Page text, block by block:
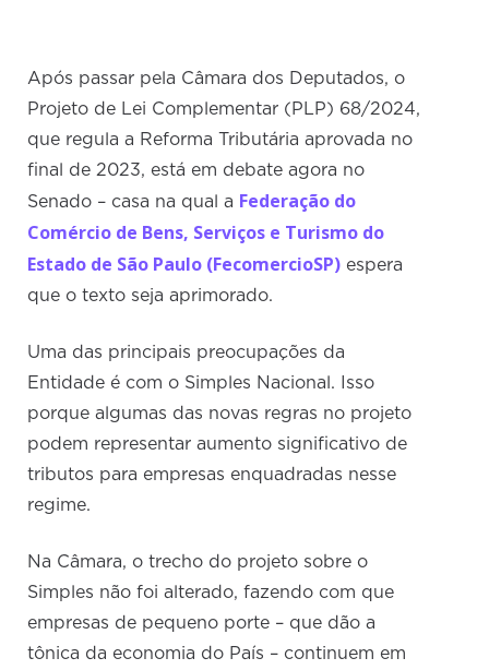
Após passar pela Câmara dos Deputados, o
Projeto de Lei Complementar (PLP) 68/2024,
que regula a Reforma Tributária aprovada no
final de 2023, está em debate agora no
Senado – casa na qual a Federação do
Comércio de Bens, Serviços e Turismo do
Estado de São Paulo (FecomercioSP) espera
que o texto seja aprimorado.
Uma das principais preocupações da
Entidade é com o Simples Nacional. Isso
porque algumas das novas regras no projeto
podem representar aumento significativo de
tributos para empresas enquadradas nesse
regime.
Na Câmara, o trecho do projeto sobre o
Simples não foi alterado, fazendo com que
empresas de pequeno porte – que dão a
tônica da economia do País – continuem em